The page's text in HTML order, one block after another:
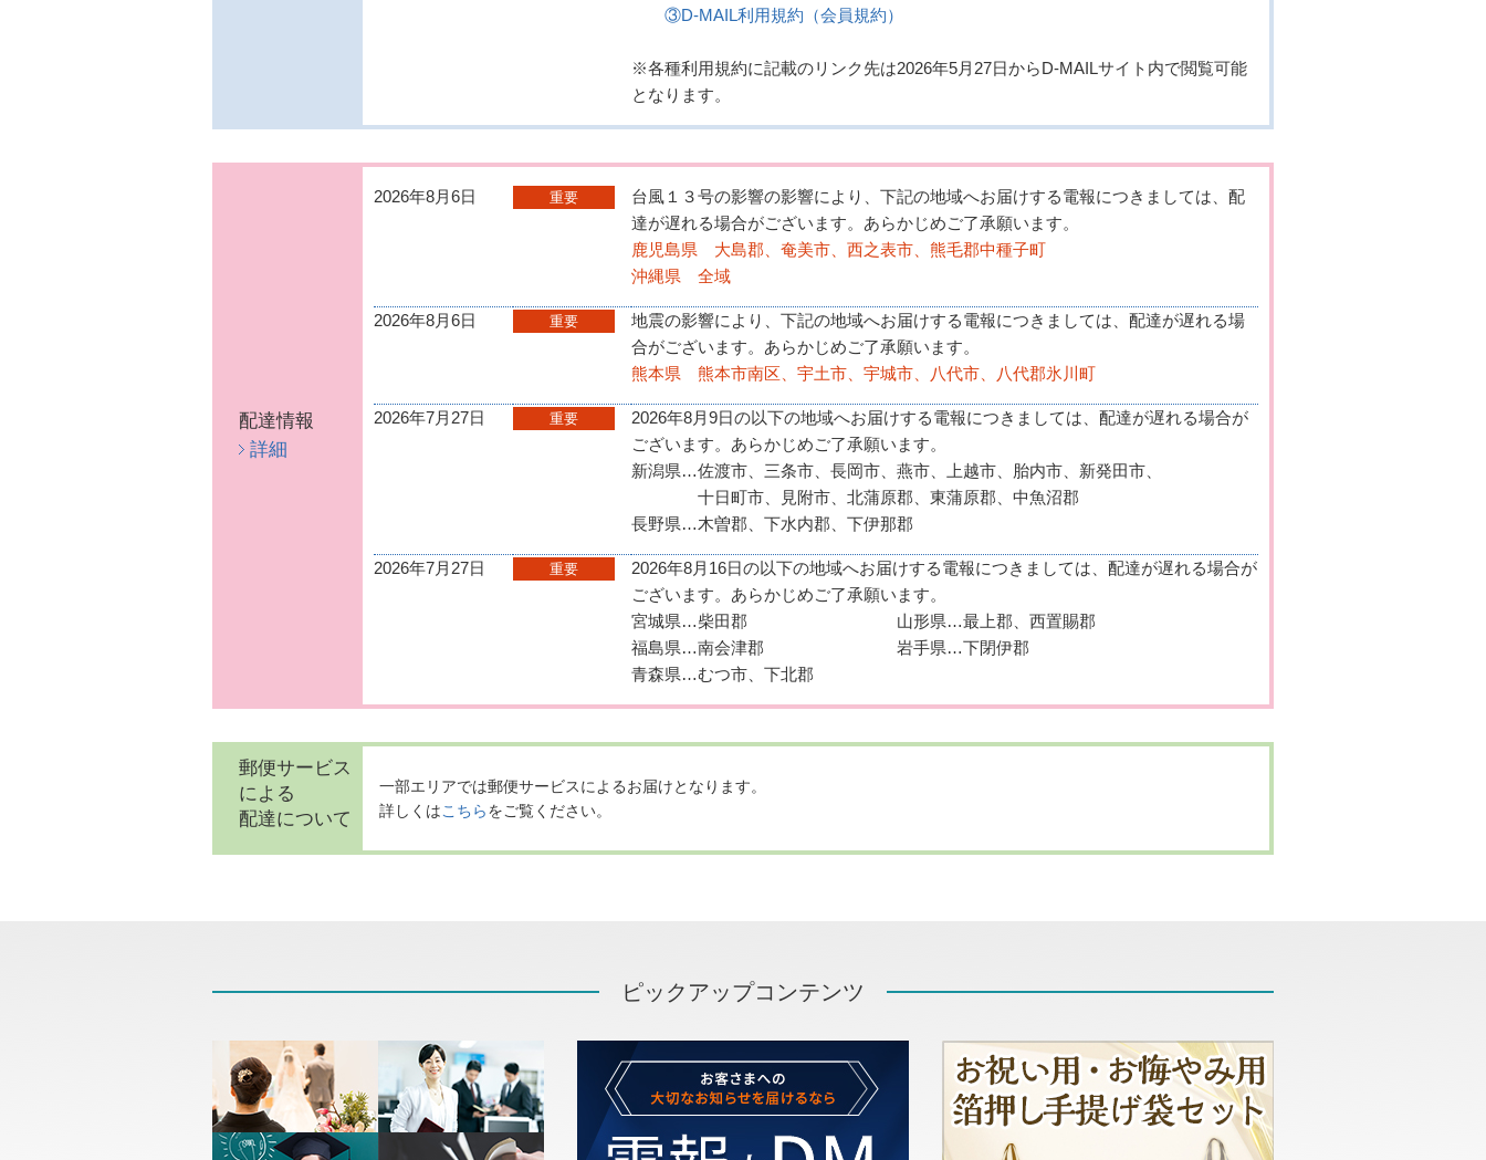
③D-MAIL利用規約（会員規約）
※各種利用規約に記載のリンク先は2026年5月27日からD-MAILサイト内で閲覧可能
となります。
配達情報
詳細
2026年8月6日 重要
台風１３号の影響の影響により、下記の地域へお届けする電報につきましては、配
達が遅れる場合がございます。あらかじめご了承願います。
鹿児島県 大島郡、奄美市、西之表市、熊毛郡中種子町
沖縄県 全域
2026年8月6日 重要
地震の影響により、下記の地域へお届けする電報につきましては、配達が遅れる場
合がございます。あらかじめご了承願います。
熊本県 熊本市南区、宇土市、宇城市、八代市、八代郡氷川町
2026年7月27日 重要
2026年8月9日の以下の地域へお届けする電報につきましては、配達が遅れる場合が
ございます。あらかじめご了承願います。
新潟県…佐渡市、三条市、長岡市、燕市、上越市、胎内市、新発田市、
十日町市、見附市、北蒲原郡、東蒲原郡、中魚沼郡
長野県…木曽郡、下水内郡、下伊那郡
2026年7月27日 重要
2026年8月16日の以下の地域へお届けする電報につきましては、配達が遅れる場合が
ございます。あらかじめご了承願います。
宮城県…柴田郡 山形県…最上郡、西置賜郡
福島県…南会津郡 岩手県…下閉伊郡
青森県…むつ市、下北郡
郵便サービス
による
配達について
一部エリアでは郵便サービスによるお届けとなります。
詳しくはこちらをご覧ください。
ピックアップコンテンツ